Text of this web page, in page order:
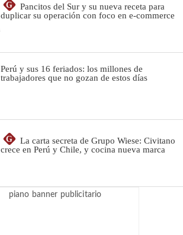
G
Pancitos del Sur y su nueva receta para
duplicar su operación con foco en e-commerce
Perú y sus 16 feriados: los millones de
trabajadores que no gozan de estos días
G
La carta secreta de Grupo Wiese: Civitano
crece en Perú y Chile, y cocina nueva marca